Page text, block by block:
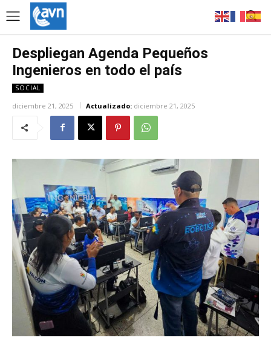
Despliegan Agenda Pequeños
Ingenieros en todo el país
SOCIAL
diciembre 21, 2025 Actualizado: diciembre 21, 2025